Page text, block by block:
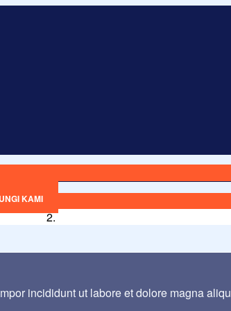
KAMI
incididunt ut labore et dolore magna